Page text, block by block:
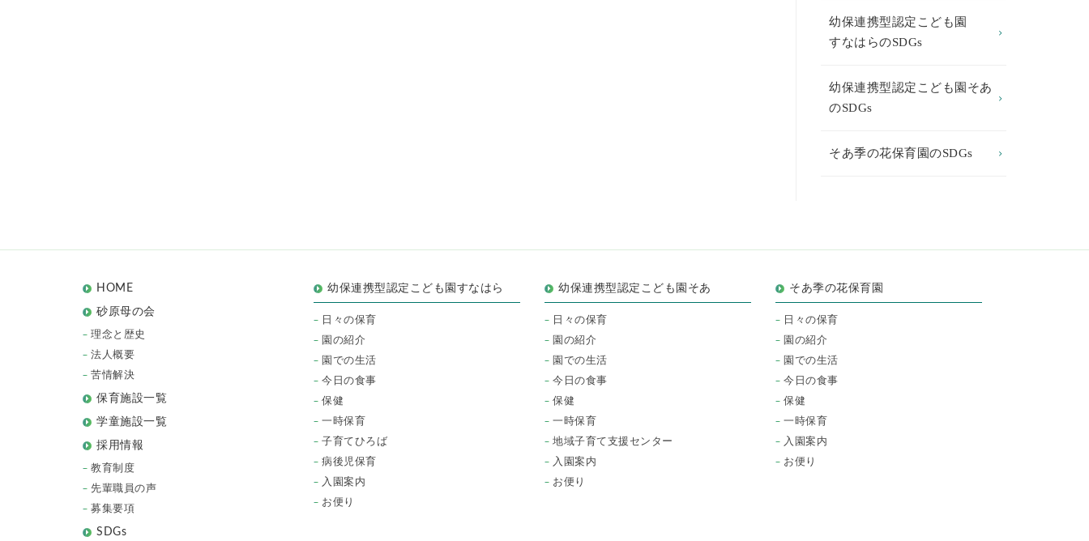
幼保連携型認定こども園
すなはらのSDGs
幼保連携型認定こども園そあ
のSDGs
そあ季の花保育園のSDGs
HOME
砂原母の会
理念と歴史
法人概要
苦情解決
保育施設一覧
学童施設一覧
採用情報
教育制度
先輩職員の声
募集要項
SDGs
幼保連携型認定こども園すなはら
日々の保育
園の紹介
園での生活
今日の食事
保健
一時保育
子育てひろば
病後児保育
入園案内
お便り
幼保連携型認定こども園そあ
日々の保育
園の紹介
園での生活
今日の食事
保健
一時保育
地域子育て支援センター
入園案内
お便り
そあ季の花保育園
日々の保育
園の紹介
園での生活
今日の食事
保健
一時保育
入園案内
お便り